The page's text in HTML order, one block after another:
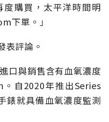
購買，太平洋時間明
下單。」
表評論。
口與銷售含有血氧濃度
自2020年推出Series
錶就具備血氧濃度監測